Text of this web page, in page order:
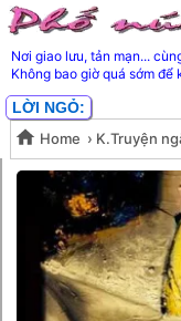
Nơi giao lưu, tản mạn...
Không bao giờ quá sớm
LỜI NGỎ:
Home › K.Truyện
Hàng